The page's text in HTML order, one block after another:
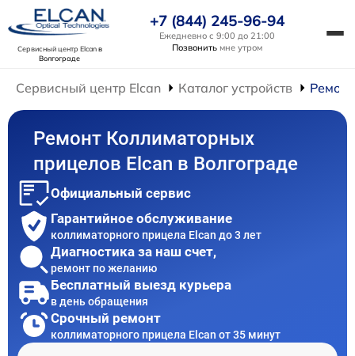
Сервисный центр Elcanв
Волгограде
+7 (844) 245-96-94
Ежедневно с 9:00 до 21:00
Позвонить мне утром
Сервисный центр Elcan Каталог устройств
Ремонт Коллиматорных
прицелов Elcan в Волгограде
Официальный сервис
Гарантийное обслуживание
коллиматорного прицела Elcan до 3 лет
Диагностика за наш счет,
ремонт по желанию
Бесплатный выезд курьера
в день обращения
Срочный ремонт
коллиматорного прицела Elcan от 35 минут